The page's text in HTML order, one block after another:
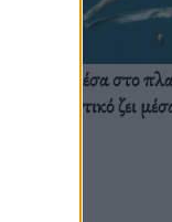
Ζούμε ήδη μέσα στο
πλαστικό ζει